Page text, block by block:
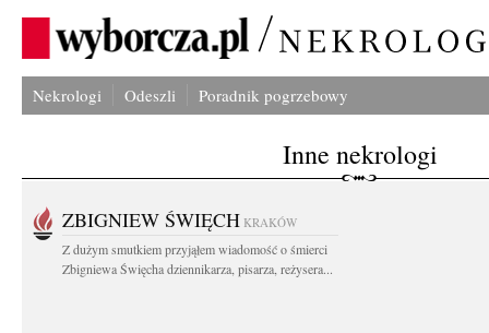
Nekrologi Odeszli Poradnik pogrzebowy
Inne nekrologi
ZBIGNIEW ŚWIĘCH KRAKÓW
Z dużym smutkiem przyjąłem wiadomość o śmierci
Zbigniewa Święcha dziennikarza, pisarza, reżysera...